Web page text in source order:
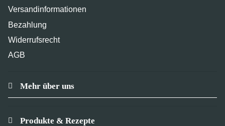
Versandinformationen
Bezahlung
Widerrufsrecht
AGB
Mehr über uns
Produkte & Rezepte